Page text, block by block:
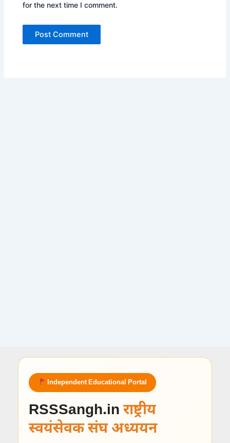
for the next time I comment.
Independent Educational Portal
RSSSangh.in राष्ट्रीय
स्वयंसेवक संघ अध्ययन